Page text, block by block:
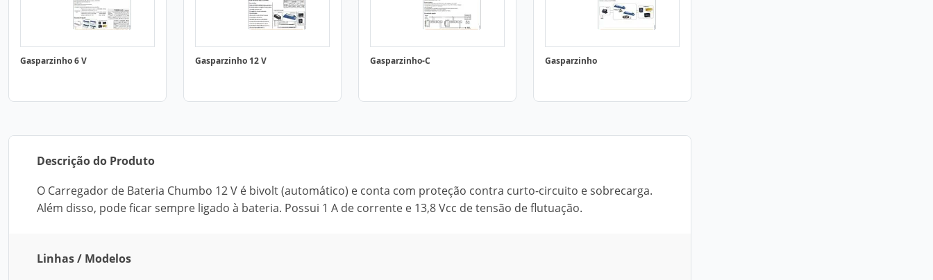
Gasparzinho 6 V Gasparzinho 12 V Gasparzinho-C Gasparzinho
Descrição do Produto
O Carregador de Bateria Chumbo 12 V é bivolt (automático) e conta com proteção contra curto-circuito e sobrecarga.
Além disso, pode ficar sempre ligado à bateria. Possui 1 A de corrente e 13,8 Vcc de tensão de flutuação.
Linhas / Modelos